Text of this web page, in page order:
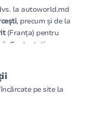
la autoworld.md
, precum și de la
(Franța) pentru
Contactați
disponibilă și în
pe site la